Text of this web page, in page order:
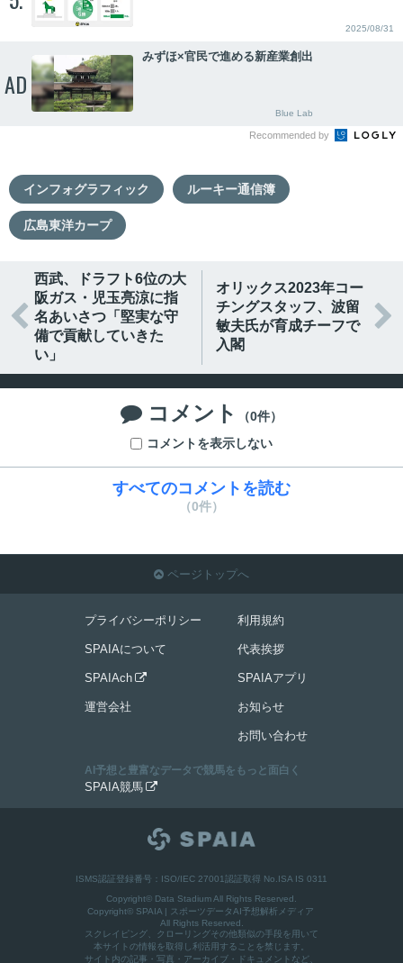
2025/08/31
AD
みずほ×官民で進める新産業創出
Blue Lab
Recommended by
インフォグラフィック ルーキー通信簿
広島東洋カープ

西武、ドラフト6位の大
阪ガス・児玉亮涼に指
名あいさつ「堅実な守
備で貢献していきた
い」
オリックス2023年コー
チングスタッフ、波留
敏夫氏が育成チーフで
入閣

 コメント
（0件）
コメントを表示しない
すべてのコメントを読む
（0件）
 ページトップへ
プライバシーポリシー
SPAIAについて
SPAIAch 
運営会社
利用規約
代表挨拶
SPAIAアプリ
お知らせ
お問い合わせ
AI予想と豊富なデータで競馬をもっと面白く
SPAIA競馬 
ISMS認証登録番号：ISO/IEC 27001認証取得 No.ISA IS 0311
Copyright© Data Stadium All Rights Reserved.
Copyright© SPAIA | スポーツデータAI予想解析メディア
All Rights Reserved.
スクレイピング、クローリングその他類似の手段を用いて
本サイトの情報を取得し利活用することを禁じます。
サイト内の記事・写真・アーカイブ・ドキュメントなど、